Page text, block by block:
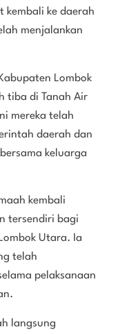
kembali ke daerah
menjalankan
Lombok
tiba di Tanah Air
mereka telah
daerah dan
keluarga
kembali
tersendiri bagi
Utara. Ia
telah
pelaksanaan
langsung